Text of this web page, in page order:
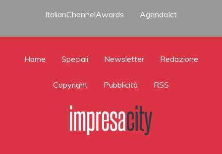
ItalianChannelAwards
AgendaIct
Home Speciali Newsletter Redazione
Copyright Pubblicità RSS